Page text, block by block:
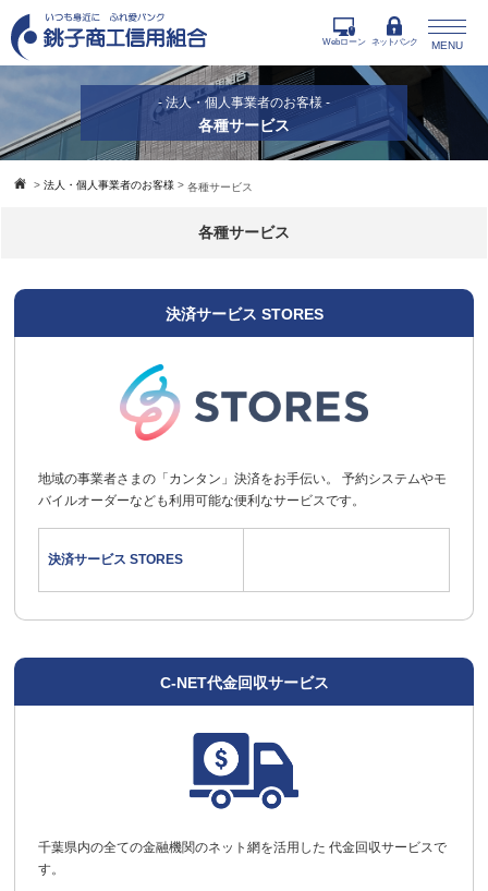
MENU
Webローン ネットバンク
- 法人・個人事業者のお客様 -
各種サービス
>法人・個人事業者のお客様 > 各種サービス
各種サービス
決済サービス STORES
地域の事業者さまの「カンタン」決済をお手伝い。 予約システムやモ
バイルオーダーなども利用可能な便利なサービスです。
決済サービス STORES
C-NET代金回収サービス
千葉県内の全ての金融機関のネット網を活用した 代金回収サービスで
す。